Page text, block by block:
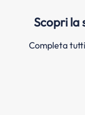
Scopri la
Completa